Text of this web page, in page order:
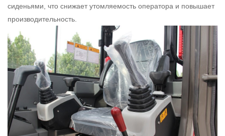
сиденьями, что снижает утомляемость оператора и повышает
производительность.